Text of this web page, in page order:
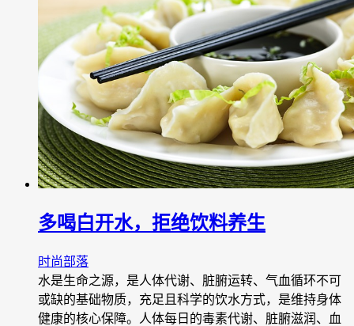
多喝白开水，拒绝饮料养生
时尚部落
水是生命之源，是人体代谢、脏腑运转、气血循环不可
或缺的基础物质，充足且科学的饮水方式，是维持身体
健康的核心保障。人体每日的毒素代谢、脏腑滋润、血